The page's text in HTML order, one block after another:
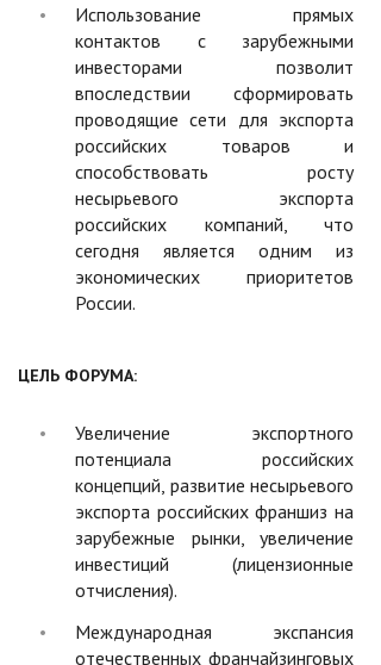
Использование прямых
контактов с зарубежными
инвесторами позволит
впоследствии сформировать
проводящие сети для экспорта
российских товаров и
способствовать росту
несырьевого экспорта
российских компаний, что
сегодня является одним из
экономических приоритетов
России.
ЦЕЛЬ ФОРУМА:
Увеличение экспортного
потенциала российских
концепций, развитие несырьевого
экспорта российских франшиз на
зарубежные рынки, увеличение
инвестиций (лицензионные
отчисления).
Международная экспансия
отечественных франчайзинговых